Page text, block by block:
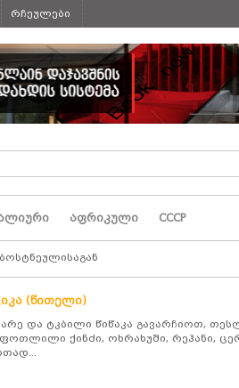
რჩეულები
აფრიკული СССР
(წითელი)
და ტკბილი წიწაკა გავარჩიოთ,
ქინძი, ოხრახუში, რეჰანი,